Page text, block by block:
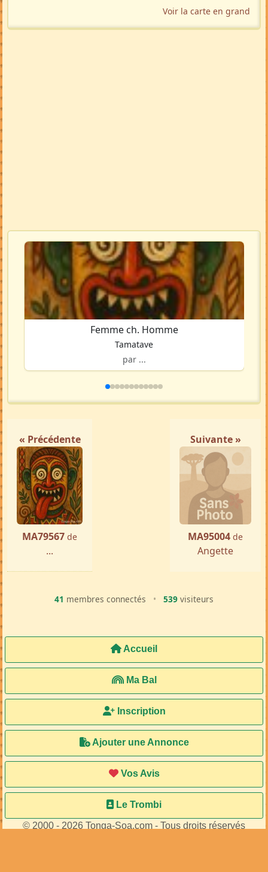
Voir la carte en grand
Femme ch. Homme
Tamatave
par ...
« Précédente
MA79567 de
...
Suivante »
MA95004 de
Angette
41 membres connectés • 539 visiteurs
Accueil
Ma Bal
Inscription
Ajouter une Annonce
Vos Avis
Le Trombi
© 2000 - 2026 Tonga-Soa.com - Tous droits réservés